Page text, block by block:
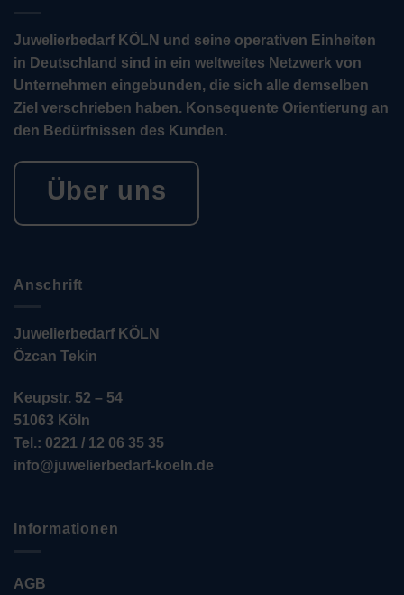
Juwelierbedarf KÖLN und seine operativen Einheiten
in Deutschland sind in ein weltweites Netzwerk von
Unternehmen eingebunden, die sich alle demselben
Ziel verschrieben haben. Konsequente Orientierung an
den Bedürfnissen des Kunden.
Über uns
Anschrift
Juwelierbedarf KÖLN
Özcan Tekin
Keupstr. 52 – 54
51063 Köln
Tel.: 0221 / 12 06 35 35
info@juwelierbedarf-koeln.de
Informationen
AGB